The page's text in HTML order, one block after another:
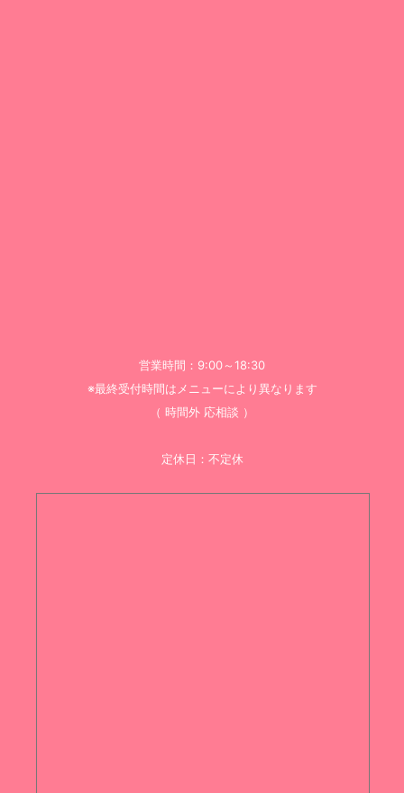
営業時間：9:00～18:30
※最終受付時間はメニューにより異なります
（ 時間外 応相談 ）
定休日：不定休